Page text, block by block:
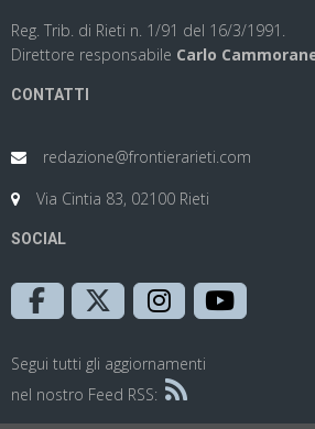
Reg. Trib. di Rieti n. 1/91 del 16/3/1991.
Direttore responsabile Carlo
CONTATTI
redazione@frontierarieti.com
Via Cintia 83, 02100 Rieti
SOCIAL
Segui tutti gli aggiornamenti
nel nostro Feed RSS: